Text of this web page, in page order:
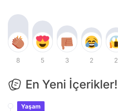
8 5 3 2 2
En Yeni İçerikler!
Yaşam